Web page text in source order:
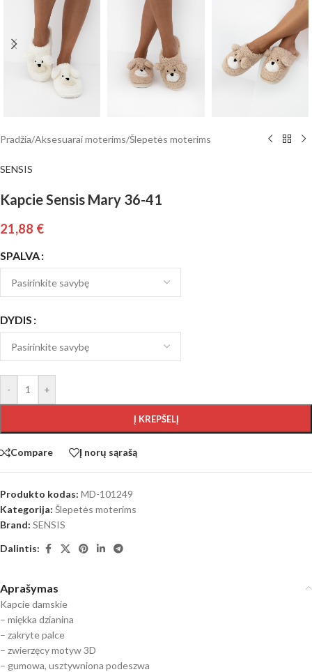
Pradžia/Aksesuarai moterims/Šlepetės moterims
SENSIS
Kapcie Sensis Mary 36-41
21,88 €
SPALVA
DYDIS
- +
Į KREPŠELĮ
Compare Į norų sąrašą
Produkto kodas: MD-101249
Kategorija: Šlepetės moterims
Brand: SENSIS
Dalintis:
Aprašymas
Kapcie damskie
– miękka dzianina
– zakryte palce
– zwierzęcy motyw 3D
– gumowa, usztywniona podeszwa